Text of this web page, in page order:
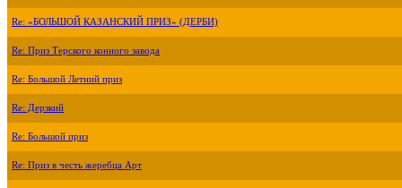
Re: «БОЛЬШОЙ КАЗАНСКИЙ ПРИЗ» (ДЕРБИ)
Re: Приз Терского конного завода
Re: Большой Летний приз
Re: Дерзкий
Re: Большой приз
Re: Приз в честь жеребца Арт